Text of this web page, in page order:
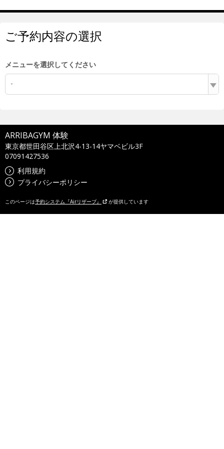
ご予約内容の選択
メニューを選択してください
-
ARRIBAGYM 体験
東京都世田谷区上北沢4-13-14ヤマベビル3F
07091427536
利用規約
プライバシーポリシー
このページは予約システム『Airリザーブ』 が提供しています